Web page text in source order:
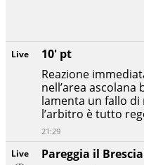
Live
Pareggia il
Live
10' pt
Reazione
nell’area
lamenta un fallo
l’arbitro è tutto
21:29